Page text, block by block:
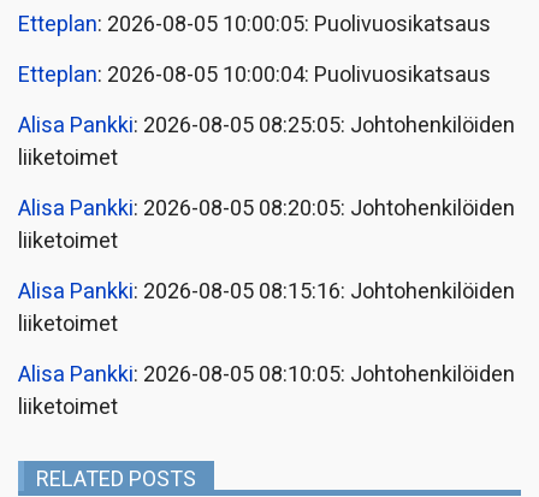
Etteplan: 2026-08-05 10:00:05: Puolivuosikatsaus
Etteplan: 2026-08-05 10:00:04: Puolivuosikatsaus
Alisa Pankki: 2026-08-05 08:25:05: Johtohenkilöiden
liiketoimet
Alisa Pankki: 2026-08-05 08:20:05: Johtohenkilöiden
liiketoimet
Alisa Pankki: 2026-08-05 08:15:16: Johtohenkilöiden
liiketoimet
Alisa Pankki: 2026-08-05 08:10:05: Johtohenkilöiden
liiketoimet
RELATED POSTS